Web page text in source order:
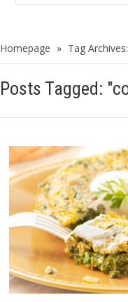
Homepage » Tag
Posts Tagged: